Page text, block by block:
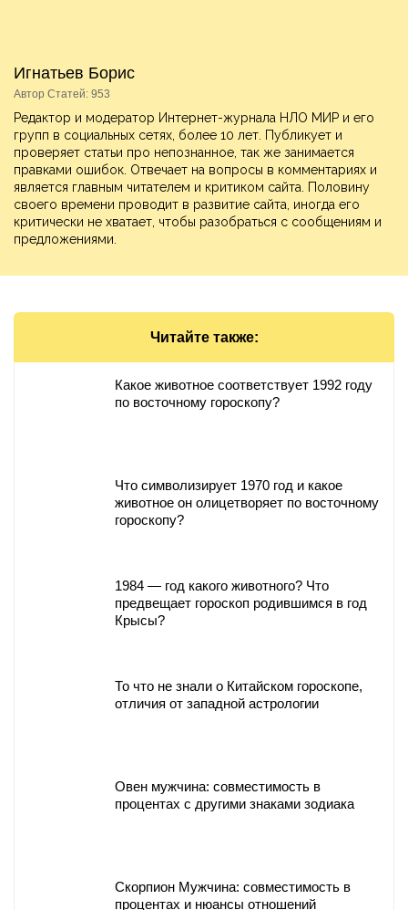
Игнатьев Борис
Автор Статей: 953
Редактор и модератор Интернет-журнала НЛО МИР и его
групп в социальных сетях, более 10 лет. Публикует и
проверяет статьи про непознанное, так же занимается
правками ошибок. Отвечает на вопросы в комментариях и
является главным читателем и критиком сайта. Половину
своего времени проводит в развитие сайта, иногда его
критически не хватает, чтобы разобраться с сообщениям и
предложениями.
Читайте также:
Какое животное соответствует 1992 году
по восточному гороскопу?
Что символизирует 1970 год и какое
животное он олицетворяет по восточному
гороскопу?
1984 — год какого животного? Что
предвещает гороскоп родившимся в год
Крысы?
То что не знали о Китайском гороскопе,
отличия от западной астрологии
Овен мужчина: совместимость в
процентах с другими знаками зодиака
Скорпион Мужчина: совместимость в
процентах и нюансы отношений